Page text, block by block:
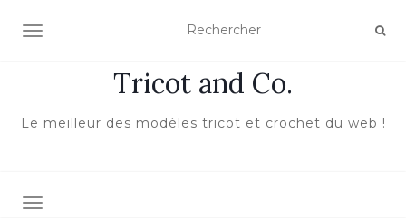
ACTIVER/DÉSACTIVER LA NAVIGATION
Tricot and Co.
Le meilleur des modèles tricot et crochet du web !
TOGGLE NAVIGATION